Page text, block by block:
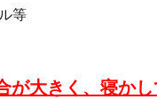
等
が大きく、寝か